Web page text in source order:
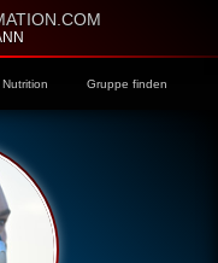
Nutrition Gruppe finden